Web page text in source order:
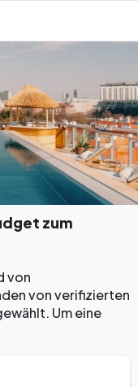
zum
von
von verifizierten
Um eine
führen